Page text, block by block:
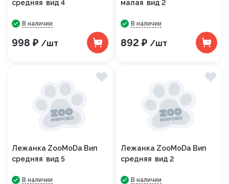
средняя вид 4
В наличии
998 ₽ /шт
малая вид 2
В наличии
892 ₽ /шт
Лежанка ZooMoDa Вип
средняя вид 5
В наличии
Лежанка ZooMoDa Вип
средняя вид 2
В наличии